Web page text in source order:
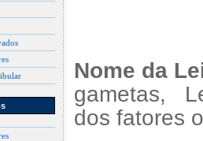
Nome da
gametas,
dos fatores